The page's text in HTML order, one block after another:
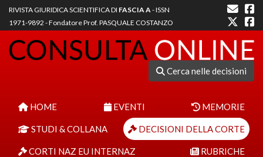
RIVISTA GIURIDICA SCIENTIFICA DI FASCIA A- ISSN
1971-9892 - Fondatore Prof. PASQUALE COSTANZO
Cerca nelle decisioni
HOME EVENTI MEMORIE
STUDI & COLLANA DECISIONI DELLA CORTE
CORTI NAZ EU INTERNAZ RUBRICHE